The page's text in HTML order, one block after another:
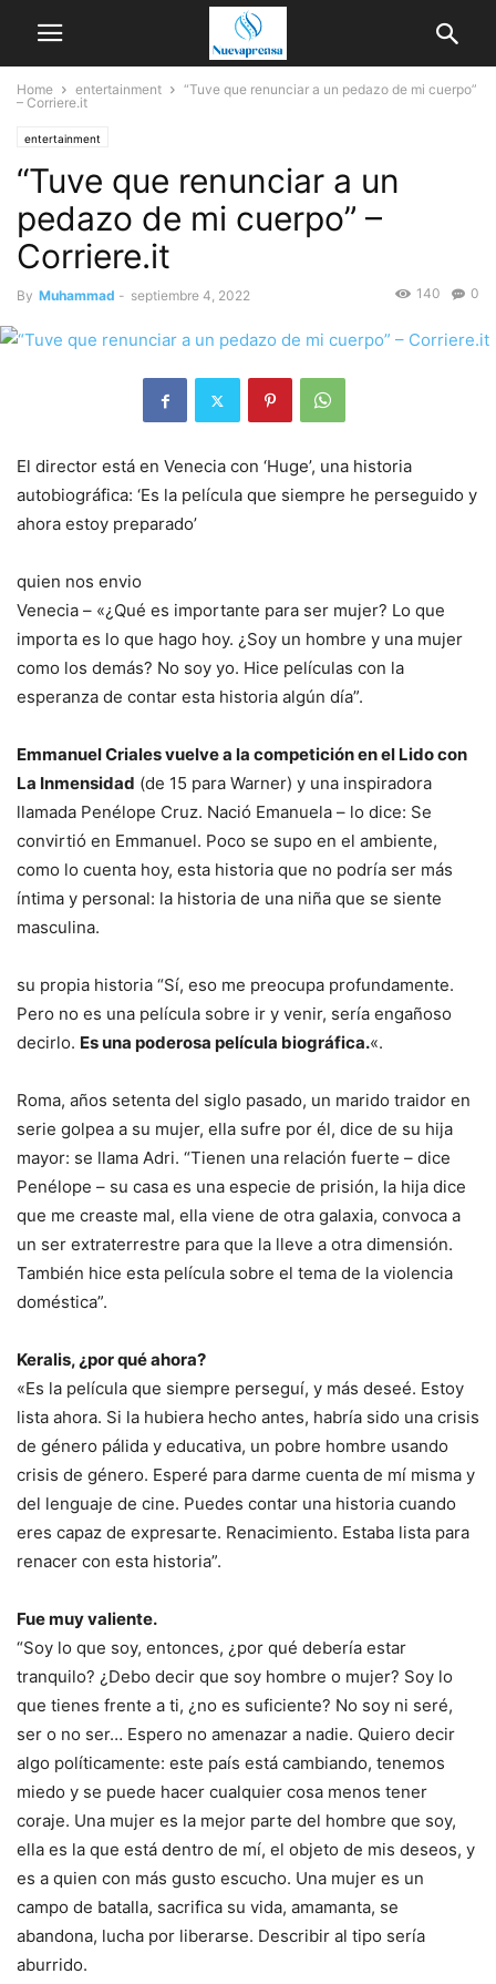
Home entertainment
“Tuve que renunciar a un pedazo de mi cuerpo”
– Corriere.it
entertainment
“Tuve que renunciar a un
pedazo de mi cuerpo” –
Corriere.it
By Muhammad - septiembre 4, 2022 0
140
El director está en Venecia con ‘Huge’, una historia
autobiográfica: ‘Es la película que siempre he perseguido y
ahora estoy preparado’
quien nos envio
Venecia – «¿Qué es importante para ser mujer? Lo que
importa es lo que hago hoy. ¿Soy un hombre y una mujer
como los demás? No soy yo. Hice películas con la
esperanza de contar esta historia algún día”.
Emmanuel Criales vuelve a la competición en el Lido con
La Inmensidad (de 15 para Warner) y una inspiradora
llamada Penélope Cruz. Nació Emanuela – lo dice: Se
convirtió en Emmanuel. Poco se supo en el ambiente,
como lo cuenta hoy, esta historia que no podría ser más
íntima y personal: la historia de una niña que se siente
masculina.
su propia historia “Sí, eso me preocupa profundamente.
Pero no es una película sobre ir y venir, sería engañoso
decirlo. Es una poderosa película biográfica.«.
Roma, años setenta del siglo pasado, un marido traidor en
serie golpea a su mujer, ella sufre por él, dice de su hija
mayor: se llama Adri. “Tienen una relación fuerte – dice
Penélope – su casa es una especie de prisión, la hija dice
que me creaste mal, ella viene de otra galaxia, convoca a
un ser extraterrestre para que la lleve a otra dimensión.
También hice esta película sobre el tema de la violencia
doméstica”.
Keralis, ¿por qué ahora?
«Es la película que siempre perseguí, y más deseé. Estoy
lista ahora. Si la hubiera hecho antes, habría sido una crisis
de género pálida y educativa, un pobre hombre usando
crisis de género. Esperé para darme cuenta de mí misma y
del lenguaje de cine. Puedes contar una historia cuando
eres capaz de expresarte. Renacimiento. Estaba lista para
renacer con esta historia”.
Fue muy valiente.
“Soy lo que soy, entonces, ¿por qué debería estar
tranquilo? ¿Debo decir que soy hombre o mujer? Soy lo
que tienes frente a ti, ¿no es suficiente? No soy ni seré,
ser o no ser… Espero no amenazar a nadie. Quiero decir
algo políticamente: este país está cambiando, tenemos
miedo y se puede hacer cualquier cosa menos tener
coraje. Una mujer es la mejor parte del hombre que soy,
ella es la que está dentro de mí, el objeto de mis deseos, y
es a quien con más gusto escucho. Una mujer es un
campo de batalla, sacrifica su vida, amamanta, se
abandona, lucha por liberarse. Describir al tipo sería
aburrido.